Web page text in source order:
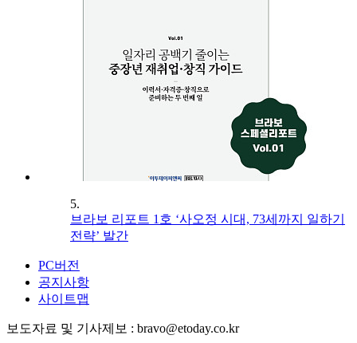
5.
브라보 리포트 1호 ‘사오정 시대, 73세까지 일하기
전략’ 발간
PC버전
공지사항
사이트맵
보도자료 및 기사제보 : bravo@etoday.co.kr